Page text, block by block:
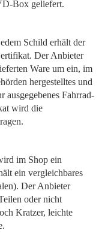
Box geliefert.
Schild erhält der
Der Anbieter
Ware um ein, im
hergestelltes und
ausgegebenes Fahrrad-
wird die
im Shop ein
ein vergleichbares
Der Anbieter
oder nicht
Kratzer, leichte